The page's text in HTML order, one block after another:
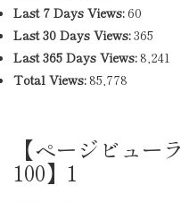
Last 7 Days Views:60
Last 30 Days Views:365
Last 365 Days Views:8,241
Total Views:85,778
【ページビュー
100】1